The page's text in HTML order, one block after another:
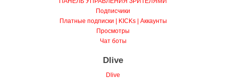
Подписчики
Платные подписки | KICKs | Аккаунты
Просмотры
Чат боты
Зрители, просмотры, фолловеры